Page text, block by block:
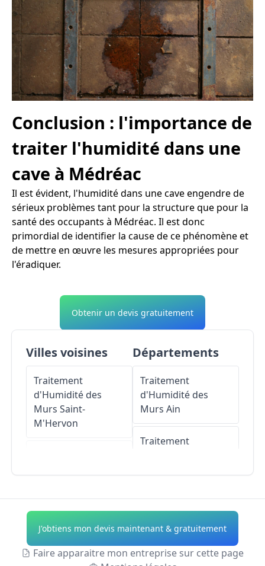
Conclusion : l'importance de
traiter l'humidité dans une
cave à Médréac
Il est évident, l'humidité dans une cave engendre de
sérieux problèmes tant pour la structure que pour la
santé des occupants à Médréac. Il est donc
primordial de identifier la cause de ce phénomène et
de mettre en œuvre les mesures appropriées pour
l'éradiquer.
Obtenir un devis gratuitement
Villes voisines
Traitement
d'Humidité des
Murs Saint-
M'Hervon
Traitement
d'Humidité des
MursLandujan
Départements
Traitement
d'Humidité des
Murs Ain
Traitement
Traitement
d'Humidité des
Murs Allier
Traitement
J'obtiens mon devis maintenant & gratuitement
Faire apparaitre mon entreprise sur cette page